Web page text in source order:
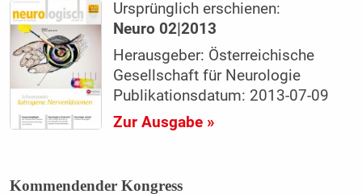
Ursprünglich erschienen:
Neuro 02|2013
Herausgeber: Österreichische
Gesellschaft für Neurologie
Publikationsdatum: 2013-07-09
Zur Ausgabe »
Kommendender Kongress